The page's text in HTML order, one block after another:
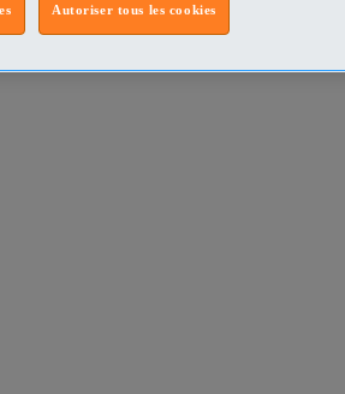
Autoriser tous les cookies